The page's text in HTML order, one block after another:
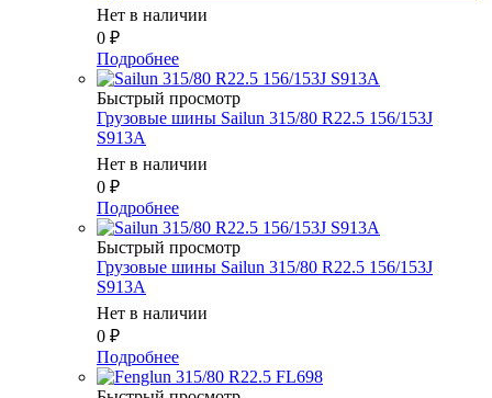
Нет в наличии
0 ₽
Подробнее
Быстрый просмотр
Грузовые шины Sailun 315/80 R22.5 156/153J
S913A
Нет в наличии
0 ₽
Подробнее
Быстрый просмотр
Грузовые шины Sailun 315/80 R22.5 156/153J
S913A
Нет в наличии
0 ₽
Подробнее